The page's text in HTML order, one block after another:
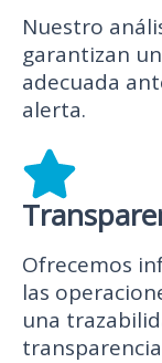
Nuestro
garantizan
adecuada
alerta.
Ofrecemos
las
una